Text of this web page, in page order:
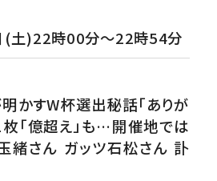
土)22時00分～22時54分
かすW杯選出秘話「ありが
枚「億超え」も…開催地では
緒さん ガッツ石松さん 訃